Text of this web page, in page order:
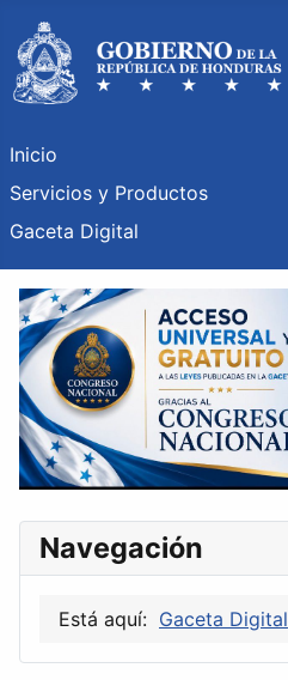
Inicio
Servicios y Productos
Gaceta Digital
Navegación
Está aquí: Gaceta Digital